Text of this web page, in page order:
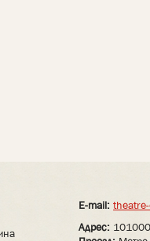
E-mail:
Адрес: